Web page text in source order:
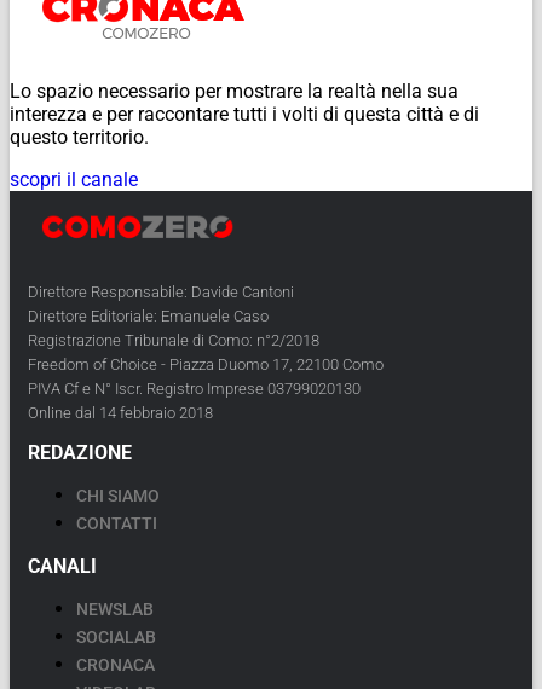
Lo spazio necessario per mostrare la realtà nella sua
interezza e per raccontare tutti i volti di questa città e di
questo territorio.
scopri il canale
Direttore Responsabile: Davide Cantoni
Direttore Editoriale: Emanuele Caso
Registrazione Tribunale di Como: n°2/2018
Freedom of Choice - Piazza Duomo 17, 22100 Como
PIVA Cf e N° Iscr. Registro Imprese 03799020130
Online dal 14 febbraio 2018
REDAZIONE
CHI SIAMO
CONTATTI
CANALI
NEWSLAB
SOCIALAB
CRONACA